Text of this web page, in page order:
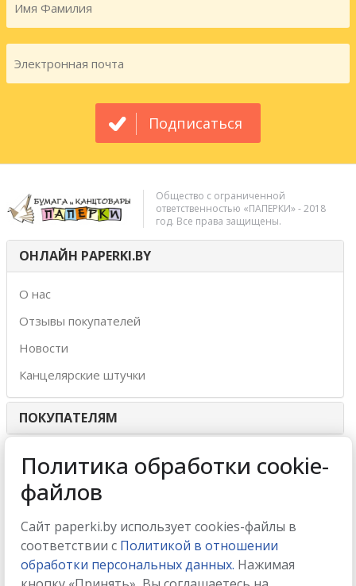
Подписаться
Общество с ограниченной
ответственностью «ПАПЕРКИ» - 2018
год. Все права защищены.
ОНЛАЙН PAPERKI.BY
О нас
Отзывы покупателей
Новости
Канцелярские штучки
ПОКУПАТЕЛЯМ
ИНТЕРНЕТ-МАГАЗИН
МЫ ПРИНИМАЕМ
Политика обработки cookie-
файлов
Сайт paperki.by использует cookies-файлы в
соответствии с Политикой в отношении
обработки персональных данных. Нажимая